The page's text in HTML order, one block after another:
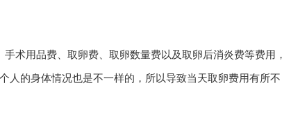
术用品费、取卵费、取卵数量费以及取卵后消炎费等费用，
人的身体情况也是不一样的，所以导致当天取卵费用有所不